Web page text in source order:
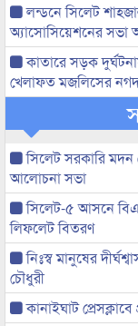
লন্ডনে সিলেট
অ্যাসোসিয়েশনের সভা
কাতারে সড়ক
খেলাফত মজলিসের
সিলেট সরকারি
আলোচনা সভা
সিলেট-৫ আসনে
লিফলেট বিতরণ
নিঃস্ব মানুষের
চৌধুরী
কানাইঘাট